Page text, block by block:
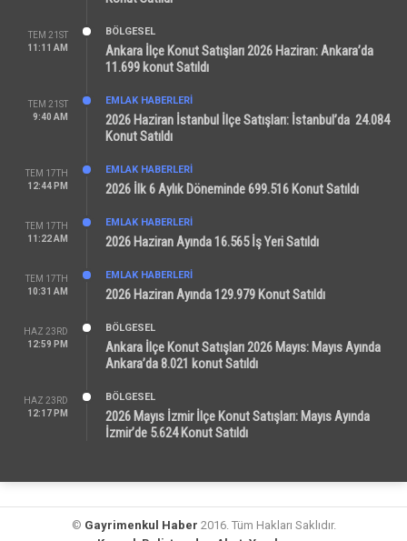
TEM 21ST
11:11 AM
BÖLGESEL
Ankara İlçe Konut Satışları 2026 Haziran: Ankara’da
11.699 konut Satıldı
TEM 21ST
9:40 AM
EMLAK HABERLERI
2026 Haziran İstanbul İlçe Satışları: İstanbul’da 24.084
Konut Satıldı
TEM 17TH
12:44 PM
EMLAK HABERLERI
2026 İlk 6 Aylık Döneminde 699.516 Konut Satıldı
TEM 17TH
11:22 AM
EMLAK HABERLERI
2026 Haziran Ayında 16.565 İş Yeri Satıldı
TEM 17TH
10:31 AM
EMLAK HABERLERI
2026 Haziran Ayında 129.979 Konut Satıldı
HAZ 23RD
12:59 PM
BÖLGESEL
Ankara İlçe Konut Satışları 2026 Mayıs: Mayıs Ayında
Ankara’da 8.021 konut Satıldı
HAZ 23RD
12:17 PM
BÖLGESEL
2026 Mayıs İzmir İlçe Konut Satışları: Mayıs Ayında
İzmir’de 5.624 Konut Satıldı
© Gayrimenkul Haber 2016. Tüm Hakları Saklıdır.